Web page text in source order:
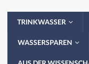
TRINKWASSER
WASSERSPAREN